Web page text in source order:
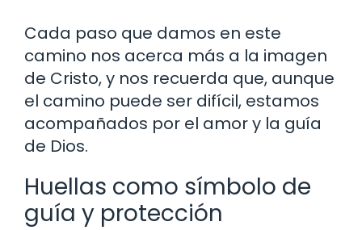
Cada paso que damos en este
camino nos acerca más a la imagen
de Cristo, y nos recuerda que, aunque
el camino puede ser difícil, estamos
acompañados por el amor y la guía
de Dios.
Huellas como símbolo de
guía y protección